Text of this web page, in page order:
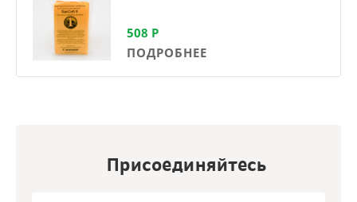
508 Р
ПОДРОБНЕЕ
Присоединяйтесь